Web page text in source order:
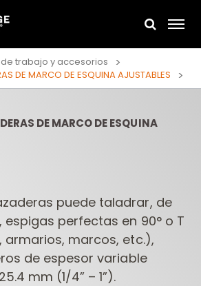
trabajo y accesorios
DE MARCO DE ESQUINA AJUSTABLES
DE MARCO DE ESQUINA
puede taladrar, de
espigas perfectas en 90° o T
armarios, marcos, etc.),
de espesor variable
mm (1/4” – 1”).